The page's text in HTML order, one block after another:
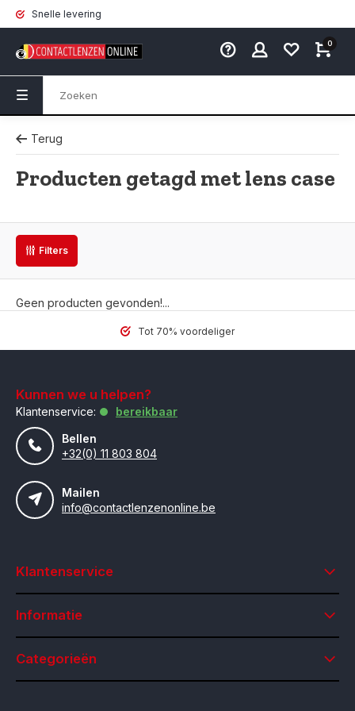
Snelle levering
0
Terug
Producten getagd met lens case
Filters
Geen producten gevonden!...
Tot 70% voordeliger
Kunnen we u helpen?
Klantenservice:
bereikbaar
Bellen
+32(0) 11 803 804
Mailen
info@contactlenzenonline.be
Klantenservice
Informatie
Categorieën